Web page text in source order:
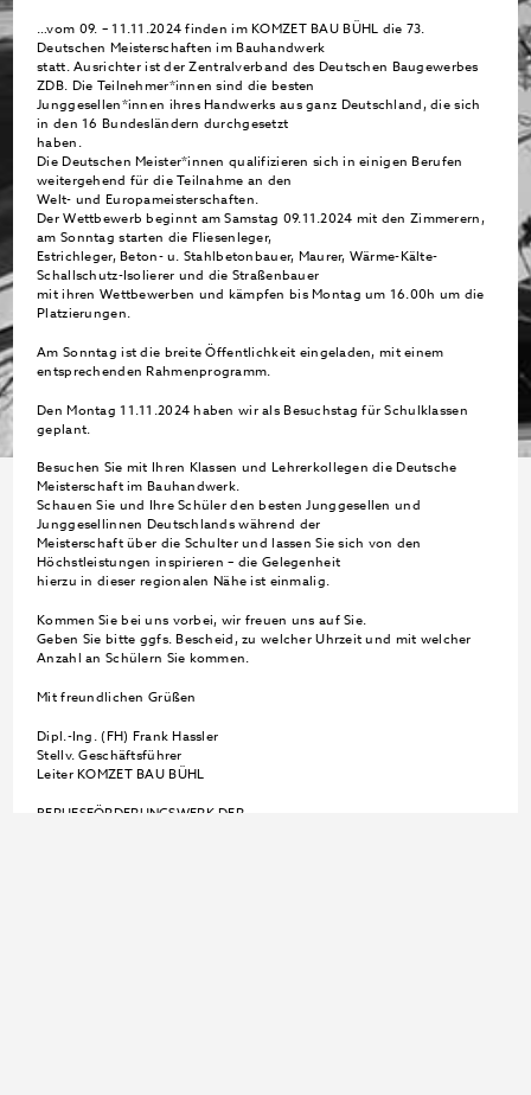
…vom 09. – 11.11.2024 finden im KOMZET BAU BÜHL die 73.
Deutschen Meisterschaften im Bauhandwerk
statt. Ausrichter ist der Zentralverband des Deutschen Baugewerbes
ZDB. Die Teilnehmer*innen sind die besten
Junggesellen*innen ihres Handwerks aus ganz Deutschland, die sich
in den 16 Bundesländern durchgesetzt
haben.
Die Deutschen Meister*innen qualifizieren sich in einigen Berufen
weitergehend für die Teilnahme an den
Welt- und Europameisterschaften.
Der Wettbewerb beginnt am Samstag 09.11.2024 mit den Zimmerern,
am Sonntag starten die Fliesenleger,
Estrichleger, Beton- u. Stahlbetonbauer, Maurer, Wärme-Kälte-
Schallschutz-Isolierer und die Straßenbauer
mit ihren Wettbewerben und kämpfen bis Montag um 16.00h um die
Platzierungen.
Am Sonntag ist die breite Öffentlichkeit eingeladen, mit einem
entsprechenden Rahmenprogramm.
Den Montag 11.11.2024 haben wir als Besuchstag für Schulklassen
geplant.
Besuchen Sie mit Ihren Klassen und Lehrerkollegen die Deutsche
Meisterschaft im Bauhandwerk.
Schauen Sie und Ihre Schüler den besten Junggesellen und
Junggesellinnen Deutschlands während der
Meisterschaft über die Schulter und lassen Sie sich von den
Höchstleistungen inspirieren – die Gelegenheit
hierzu in dieser regionalen Nähe ist einmalig.
Kommen Sie bei uns vorbei, wir freuen uns auf Sie.
Geben Sie bitte ggfs. Bescheid, zu welcher Uhrzeit und mit welcher
Anzahl an Schülern Sie kommen.
Mit freundlichen Grüßen
Dipl.-Ing. (FH) Frank Hassler
Stellv. Geschäftsführer
Leiter KOMZET BAU BÜHL
BERUFSFÖRDERUNGSWERK DER